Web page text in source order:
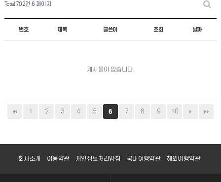
Total 702건 6 페이지
번호 제목 글쓴이 조회 날짜
게시물이 없습니다.
1 2 3 4 5 6 7 8 9 10
회사소개 이용약관 개인정보처리방침 국내여행약관 해외여행약관